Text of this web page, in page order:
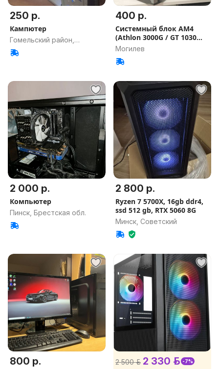
250 р.
Кампютер
Гомельский район,
Гомельская обл.
400 р.
Системный блок AM4
(Athlon 3000G / GT 1030
2GB / 8
Могилев
2 000 р.
Компьютер
Пинск, Брестская обл.
2 800 р.
Ryzen 7 5700X, 16gb ddr4,
ssd 512 gb, RTX 5060 8G
Минск, Советский
800 р. 2 500 р. 2 330 р. -7%